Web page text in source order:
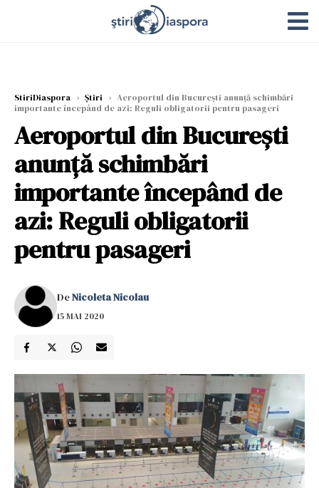
StiriDiaspora › Știri › Aeroportul din București anunță schimbări
importante începând de azi: Reguli obligatorii pentru pasageri
Aeroportul din București
anunță schimbări
importante începând de
azi: Reguli obligatorii
pentru pasageri
DeNicoleta Nicolau
15 MAI 2020